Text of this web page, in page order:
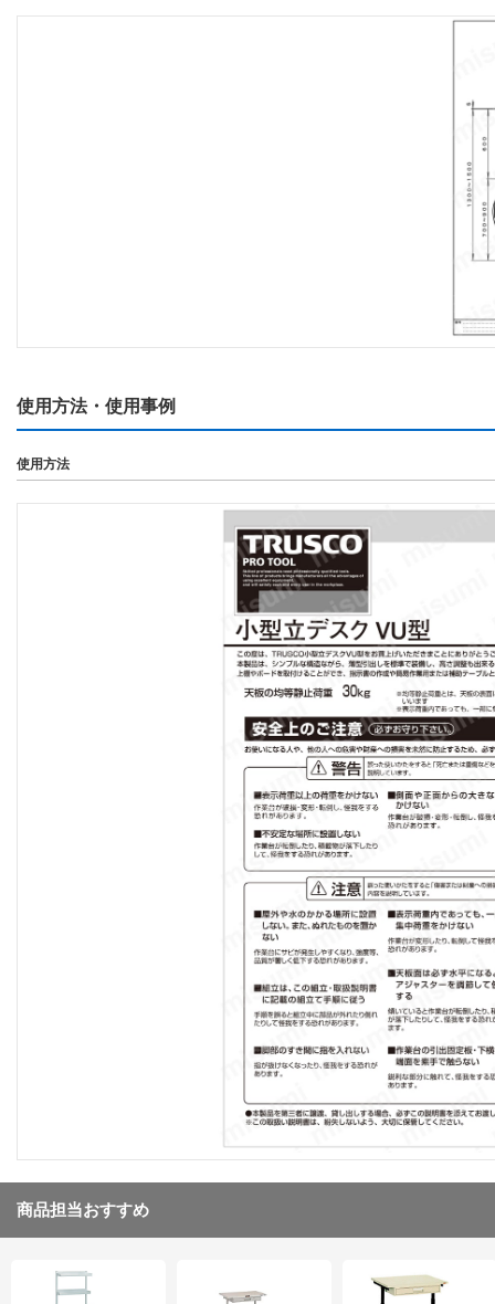
使用方法・使用事例
使用方法
商品担当おすすめ